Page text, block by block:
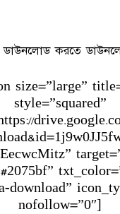
ডাউনলোড করতে
size=”large”
style=”squared”
download”
nofollow=”0″]